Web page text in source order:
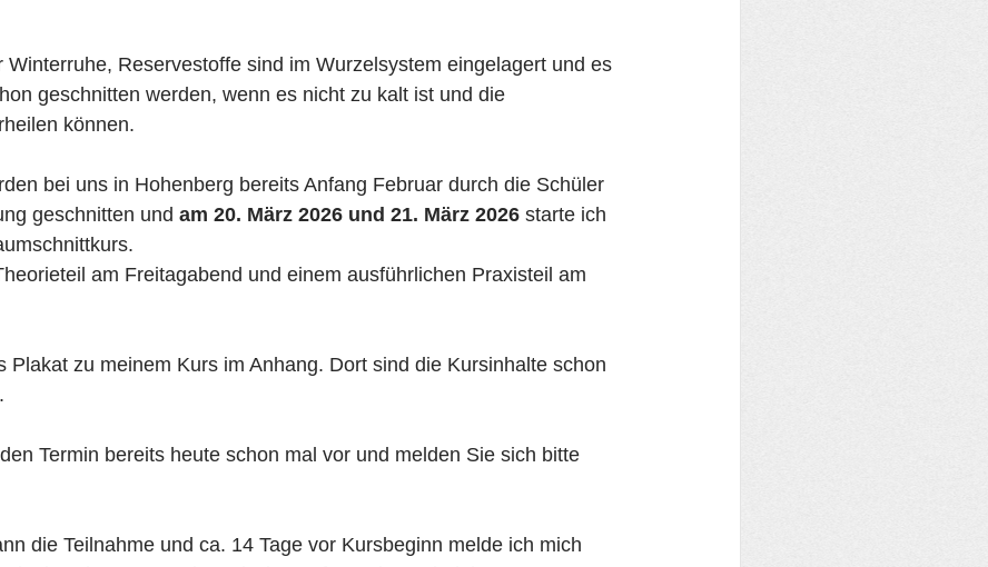
Winterruhe, Reservestoffe sind im Wurzelsystem eingelagert und es
geschnitten werden, wenn es nicht zu kalt ist und die
können.
bei uns in Hohenberg bereits Anfang Februar durch die Schüler
geschnitten und am 20. März 2026 und 21. März 2026 starte ich
am Freitagabend und einem ausführlichen Praxisteil am
Plakat zu meinem Kurs im Anhang. Dort sind die Kursinhalte schon
Termin bereits heute schon mal vor und melden Sie sich bitte
die Teilnahme und ca. 14 Tage vor Kursbeginn melde ich mich